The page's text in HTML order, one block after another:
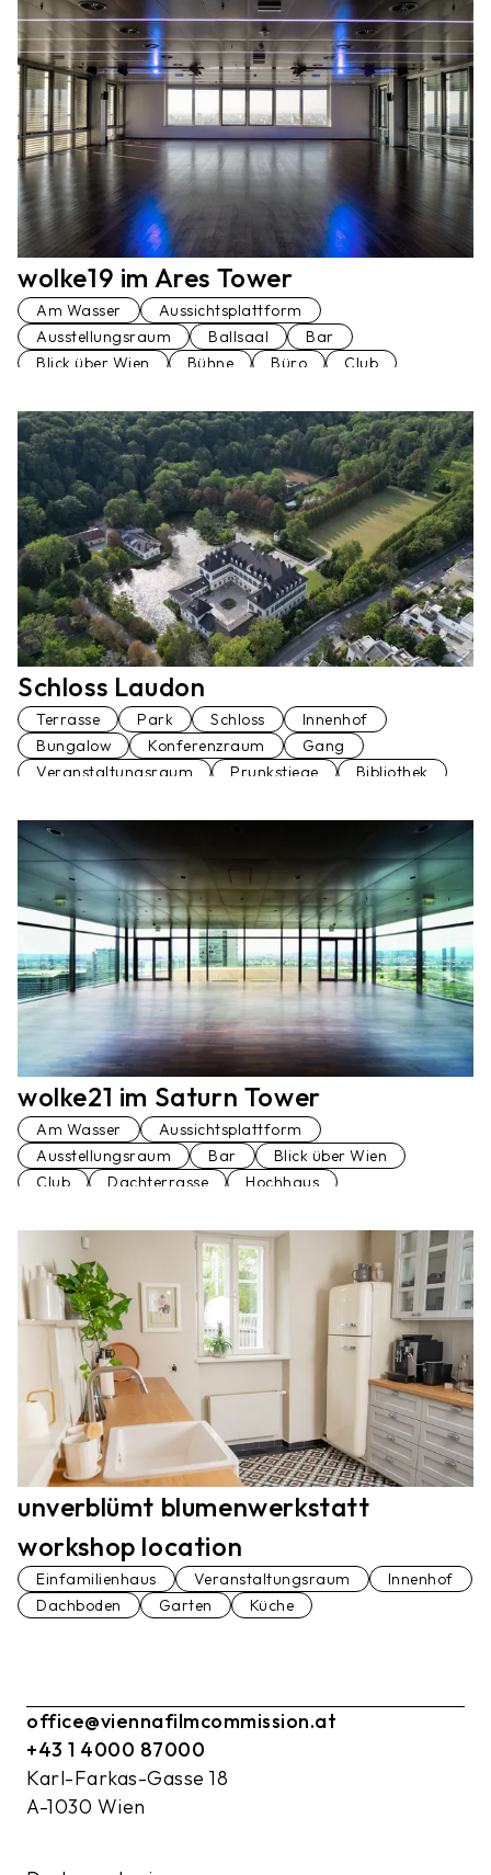
wolke19 im Ares Tower
Am Wasser
Aussichtsplattform
Ausstellungsraum
Ballsaal
Bar
Blick über Wien
Bühne Büro
Club
Konferenzraum
Loft
Penthaus
Seminarraum
Stiegenhaus
Terrasse
Veranstaltungsraum
Vortragssaal
Schloss Laudon
Terrasse Park Schloss
Innenhof
Bungalow
Konferenzraum
Gang
Veranstaltungsraum
Prunkstiege
Bibliothek
Garage
Am Wasser Wohnung
Ballsaal
Festsaal
Küche
wolke21 im Saturn Tower
Am Wasser
Aussichtsplattform
Ausstellungsraum
Bar
Blick über Wien
Club
Dachterrasse
Hochhaus
Terrasse
Veranstaltungsraum Vortragssaal
unverblümt blumenwerkstatt
workshop location
Einfamilienhaus Veranstaltungsraum
Innenhof
Dachboden
Garten Küche
office@viennafilmcommission.at
+43 1 4000 87000
Karl-Farkas-Gasse 18
A-1030 Wien